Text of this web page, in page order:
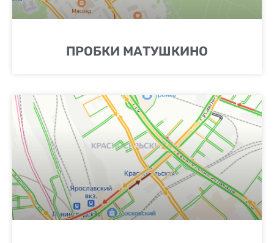
ПРОБКИ МАТУШКИНО